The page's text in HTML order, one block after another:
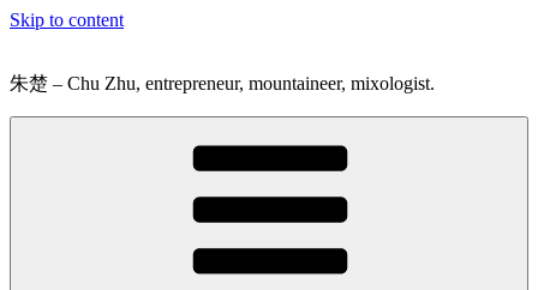
Skip to content
朱楚 – Chu Zhu, entrepreneur, mountaineer, mixologist.